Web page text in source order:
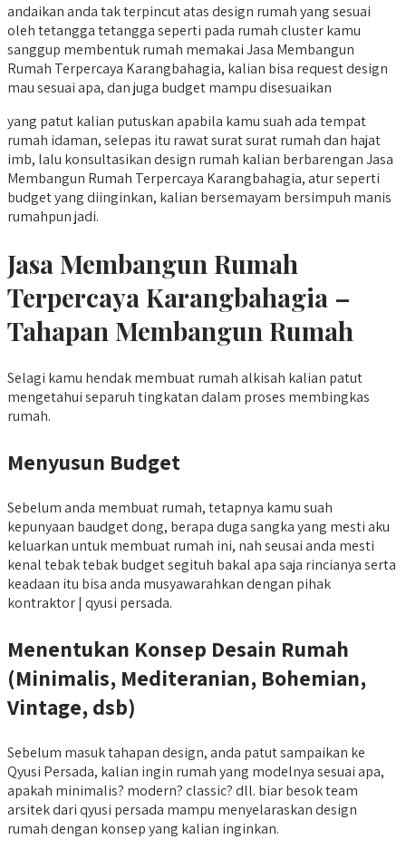
andaikan anda tak terpincut atas design rumah yang sesuai
oleh tetangga tetangga seperti pada rumah cluster kamu
sanggup membentuk rumah memakai Jasa Membangun
Rumah Terpercaya Karangbahagia, kalian bisa request design
mau sesuai apa, dan juga budget mampu disesuaikan
yang patut kalian putuskan apabila kamu suah ada tempat
rumah idaman, selepas itu rawat surat surat rumah dan hajat
imb, lalu konsultasikan design rumah kalian berbarengan Jasa
Membangun Rumah Terpercaya Karangbahagia, atur seperti
budget yang diinginkan, kalian bersemayam bersimpuh manis
rumahpun jadi.
Jasa Membangun Rumah
Terpercaya Karangbahagia –
Tahapan Membangun Rumah
Selagi kamu hendak membuat rumah alkisah kalian patut
mengetahui separuh tingkatan dalam proses membingkas
rumah.
Menyusun Budget
Sebelum anda membuat rumah, tetapnya kamu suah
kepunyaan baudget dong, berapa duga sangka yang mesti aku
keluarkan untuk membuat rumah ini, nah seusai anda mesti
kenal tebak tebak budget segituh bakal apa saja rincianya serta
keadaan itu bisa anda musyawarahkan dengan pihak
kontraktor | qyusi persada.
Menentukan Konsep Desain Rumah
(Minimalis, Mediteranian, Bohemian,
Vintage, dsb)
Sebelum masuk tahapan design, anda patut sampaikan ke
Qyusi Persada, kalian ingin rumah yang modelnya sesuai apa,
apakah minimalis? modern? classic? dll. biar besok team
arsitek dari qyusi persada mampu menyelaraskan design
rumah dengan konsep yang kalian inginkan.